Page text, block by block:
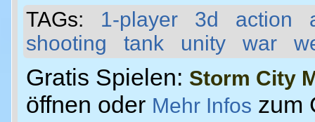
TAGs: 1-player 3d action
shooting
tank unity war
Gratis Spielen: Storm City
öffnen oder Mehr Infos zum